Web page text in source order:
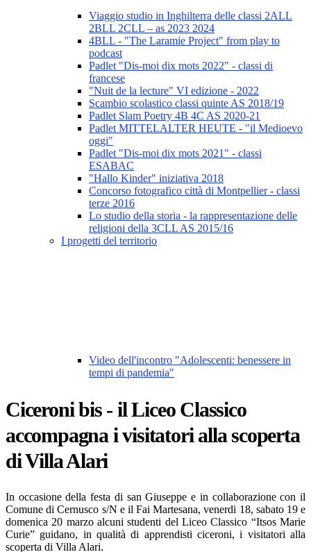
Viaggio studio in Inghilterra delle classi 2ALL
2BLL 2CLL – as 2023 2024
4BLL - "The Laramie Project" from play to
podcast
Padlet "Dis-moi dix mots 2022" - classi di
francese
"Nuit de la lecture" VI edizione - 2022
Scambio scolastico classi quinte AS 2018/19
Padlet Slam Poetry 4B 4C AS 2020-21
Padlet MITTELALTER HEUTE - "il Medioevo
oggi"
Padlet "Dis-moi dix mots 2021" - classi
ESABAC
"Hallo Kinder" iniziativa 2018
Concorso fotografico città di Montpellier - classi
terze 2016
Lo studio della storia - la rappresentazione delle
religioni della 3CLL AS 2015/16
I progetti del territorio
Video dell'incontro "Adolescenti: benessere in
tempi di pandemia"
Ciceroni bis - il Liceo Classico
accompagna i visitatori alla scoperta
di Villa Alari
In occasione della festa di san Giuseppe e in collaborazione con il
Comune di Cernusco s/N e il Fai Martesana, venerdi 18, sabato 19 e
domenica 20 marzo alcuni studenti del Liceo Classico “Itsos Marie
Curie” guidano, in qualità di apprendisti ciceroni, i visitatori alla
scoperta di Villa Alari.